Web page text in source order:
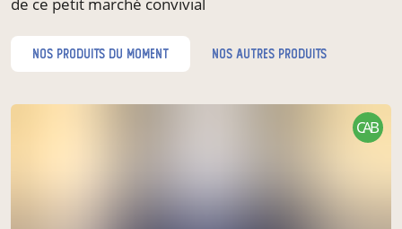
nos produits du moment nos autres produits
CAB